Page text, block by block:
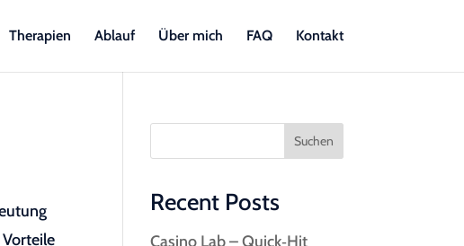
Therapien Ablauf Über mich FAQ Kontakt
Suchen
Recent Posts
Casino Lab – Quick‑Hit